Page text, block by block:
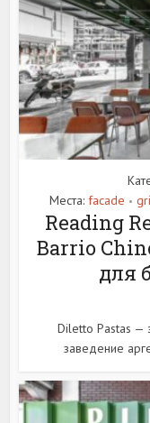
Места: facade •
Reading
Barrio
для
Diletto Pastas —
заведение